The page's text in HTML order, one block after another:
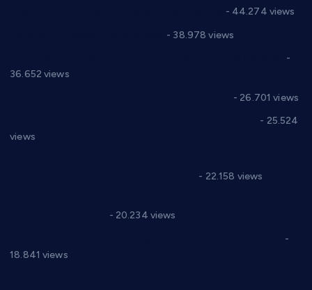
- 44.274 views
- 38.978 views
-
36.652 views
- 26.701 views
- 25.524
views
- 22.158 views
- 20.234 views
-
18.841 views